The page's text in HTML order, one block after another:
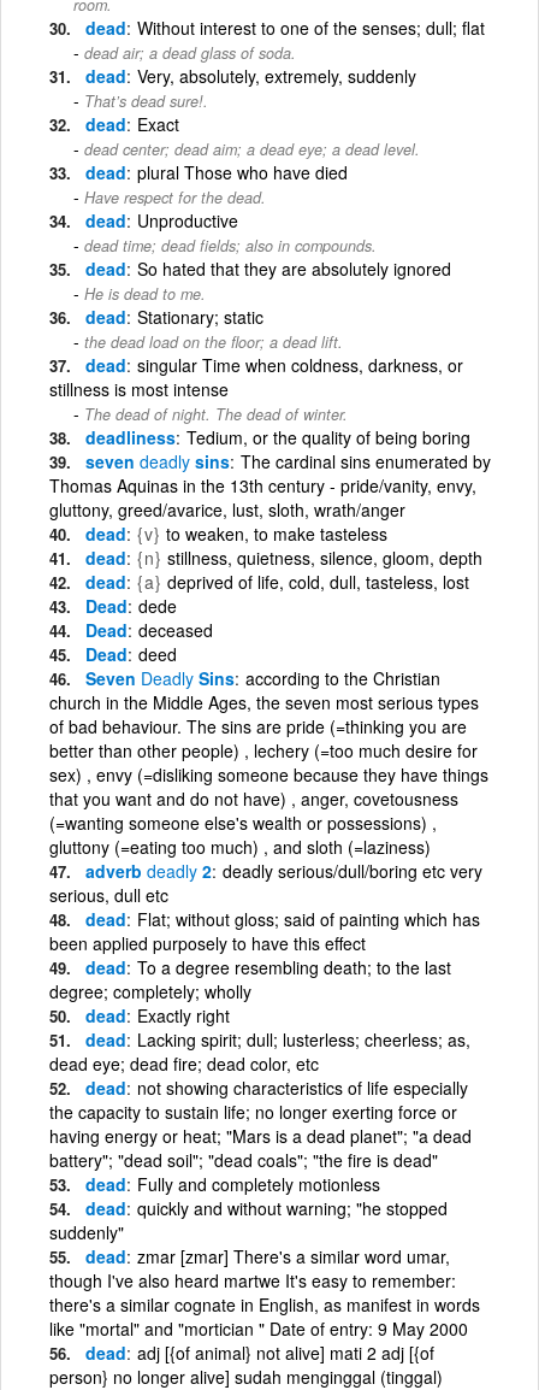
room.
dead Without interest to one of the senses; dull; flat
dead air; a dead glass of soda.
dead Very, absolutely, extremely, suddenly
That’s dead sure!.
dead Exact
dead center; dead aim; a dead eye; a dead level.
dead plural Those who have died
Have respect for the dead.
dead Unproductive
dead time; dead fields; also in compounds.
dead So hated that they are absolutely ignored
He is dead to me.
dead Stationary; static
the dead load on the floor; a dead lift.
dead singular Time when coldness, darkness, or
stillness is most intense
The dead of night. The dead of winter.
deadliness Tedium, or the quality of being boring
seven deadly sins The cardinal sins enumerated by
Thomas Aquinas in the 13th century - pride/vanity, envy,
gluttony, greed/avarice, lust, sloth, wrath/anger
dead {v} to weaken, to make tasteless
dead {n} stillness, quietness, silence, gloom, depth
dead {a} deprived of life, cold, dull, tasteless, lost
Dead dede
Dead deceased
Dead deed
Seven Deadly Sins according to the Christian
church in the Middle Ages, the seven most serious types
of bad behaviour. The sins are pride (=thinking you are
better than other people) , lechery (=too much desire for
sex) , envy (=disliking someone because they have things
that you want and do not have) , anger, covetousness
(=wanting someone else's wealth or possessions) ,
gluttony (=eating too much) , and sloth (=laziness)
adverb deadly 2 deadly serious/dull/boring etc very
serious, dull etc
dead Flat; without gloss; said of painting which has
been applied purposely to have this effect
dead To a degree resembling death; to the last
degree; completely; wholly
dead Exactly right
dead Lacking spirit; dull; lusterless; cheerless; as,
dead eye; dead fire; dead color, etc
dead not showing characteristics of life especially
the capacity to sustain life; no longer exerting force or
having energy or heat; "Mars is a dead planet"; "a dead
battery"; "dead soil"; "dead coals"; "the fire is dead"
dead Fully and completely motionless
dead quickly and without warning; "he stopped
suddenly"
dead zmar [zmar] There's a similar word umar,
though I've also heard martwe It's easy to remember:
there's a similar cognate in English, as manifest in words
like "mortal" and "mortician " Date of entry: 9 May 2000
dead adj [{of animal} not alive] mati 2 adj [{of
person} no longer alive] sudah menginggal (tinggal)